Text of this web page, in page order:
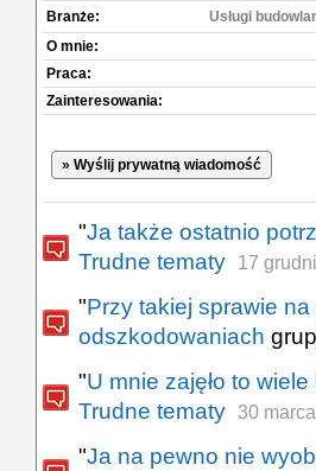
Branże:
Usługi
O mnie:
Praca:
Zainteresowania:
» Wyślij prywatną wiadomość
"Ja także ostatnio
Trudne tematy
17
"Przy takiej sprawie na
odszkodowaniach
"U mnie zajęło to wiele
Trudne tematy 30
"Ja na pewno nie